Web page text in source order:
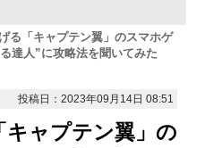
る「キャプテン翼」のスマホゲ
達人”に攻略法を聞いてみた
投稿日：2023年09月14日 08:51
ャプテン翼」の